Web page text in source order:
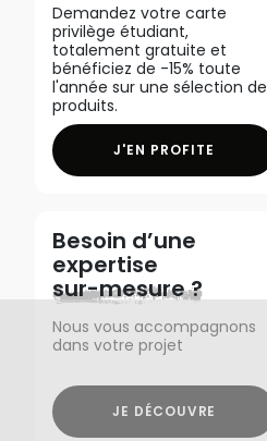
Demandez votre carte
privilège étudiant,
totalement gratuite et
bénéficiez de -15% toute
l'année sur une sélection de
produits.
J'EN PROFITE
Besoin d’une
expertise
sur-mesure ?
Nous vous accompagnons
dans votre projet
JE DÉCOUVRE